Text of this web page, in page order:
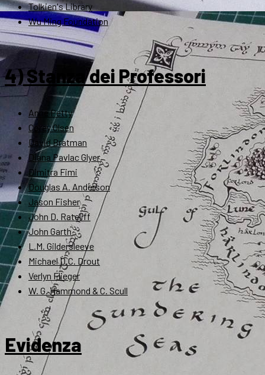
Tolkien's Library
Wu Ming Foundation
4) Stanza dei Professori
Anne Petty
Corey Olsen
David Bratman
Diana Pavlac Glyer
Dimitra Fimi
Douglas A. Anderson
Jason Fisher
John D. Rateliff
John Garth
L.M. Gildersleeve
Michael D.C. Drout
Verlyn Flieger
W. G. Hammond & C. Scull
Evidenza